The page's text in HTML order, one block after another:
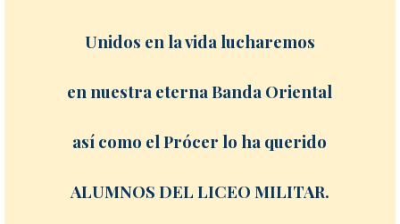
Unidos en la vida lucharemos
en nuestra eterna Banda Oriental
así como el Prócer lo ha querido
ALUMNOS DEL LICEO MILITAR.